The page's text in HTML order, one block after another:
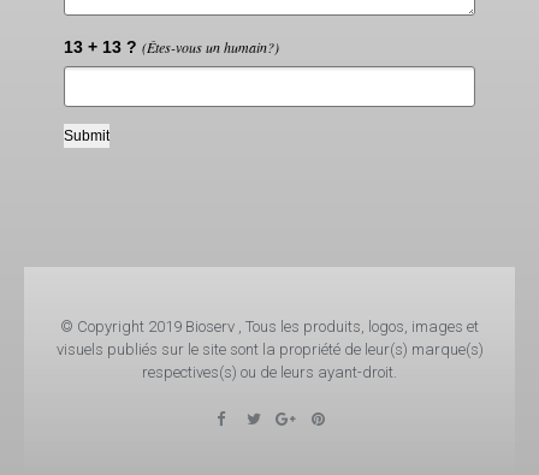
13 + 13 ? (Êtes-vous un humain?)
© Copyright 2019 Bioserv , Tous les produits, logos, images et
visuels publiés sur le site sont la propriété de leur(s) marque(s)
respectives(s) ou de leurs ayant-droit.